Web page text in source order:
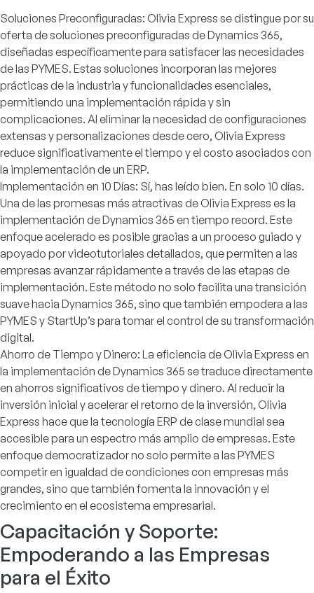
Soluciones Preconfiguradas: Olivia Express se distingue por su
oferta de soluciones preconfiguradas de Dynamics 365,
diseñadas específicamente para satisfacer las necesidades
de las PYMES. Estas soluciones incorporan las mejores
prácticas de la industria y funcionalidades esenciales,
permitiendo una implementación rápida y sin
complicaciones. Al eliminar la necesidad de configuraciones
extensas y personalizaciones desde cero, Olivia Express
reduce significativamente el tiempo y el costo asociados con
la implementación de un ERP.
Implementación en 10 Días: Sí, has leído bien. En solo 10 días.
Una de las promesas más atractivas de Olivia Express es la
implementación de Dynamics 365 en tiempo record. Este
enfoque acelerado es posible gracias a un proceso guiado y
apoyado por videotutoriales detallados, que permiten a las
empresas avanzar rápidamente a través de las etapas de
implementación. Este método no solo facilita una transición
suave hacia Dynamics 365, sino que también empodera a las
PYMES y StartUp’s para tomar el control de su transformación
digital.
Ahorro de Tiempo y Dinero: La eficiencia de Olivia Express en
la implementación de Dynamics 365 se traduce directamente
en ahorros significativos de tiempo y dinero. Al reducir la
inversión inicial y acelerar el retorno de la inversión, Olivia
Express hace que la tecnología ERP de clase mundial sea
accesible para un espectro más amplio de empresas. Este
enfoque democratizador no solo permite a las PYMES
competir en igualdad de condiciones con empresas más
grandes, sino que también fomenta la innovación y el
crecimiento en el ecosistema empresarial.
Capacitación y Soporte:
Empoderando a las Empresas
para el Éxito